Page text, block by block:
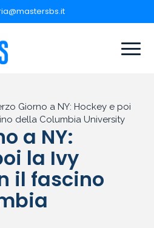
Giorno a NY: Hockey e poi
della Columbia University
a NY:
la Ivy
il fascino